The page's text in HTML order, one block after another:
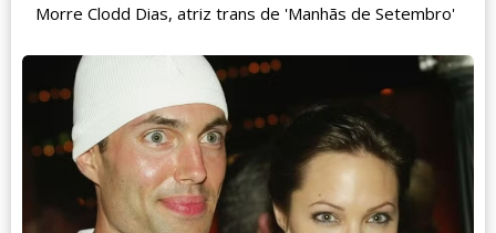
Morre Clodd Dias, atriz trans de 'Manhãs de Setembro'